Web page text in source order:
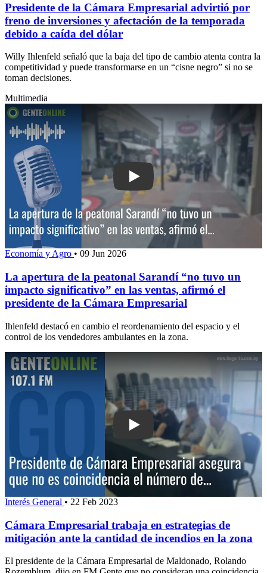
Presidente de la Cámara Empresarial advirtió por
freno de inversiones y afectación de la temporada
debido a caída del dólar
Willy Ihlenfeld señaló que la baja del tipo de cambio atenta contra la
competitividad y puede transformarse en un “cisne negro” si no se
toman decisiones.
Multimedia
Play: La apertura de la peatonal
Economía y Agro • 09 Jun 2026
La apertura de la peatonal Sarandí “no tuvo un
impacto significativo” en las ventas, afirmó el
presidente de la Cámara Empresarial
Ihlenfeld destacó en cambio el reordenamiento del espacio y el
control de los vendedores ambulantes en la zona.
Play: Cámara Empresarial trabaja en
Interés General • 22 Feb 2023
Cámara Empresarial trabaja en estrategias de
mitigación ante la cantidad de incendios en la zona
El presidente de la Cámara Empresarial de Maldonado, Rolando